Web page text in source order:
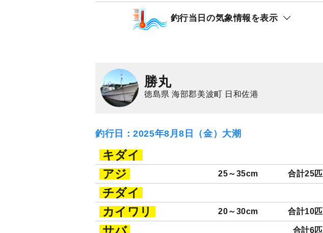
アジ五目プラン
35,000
釣行当日の気象情報を表示
勝丸
徳島県 海部郡美波町 日和佐港
釣行日：2025年8月8日（金）大潮
キダイ
アジ
25～35cm 合計25匹
チダイ
カイワリ
20～30cm 合計10匹
合計6匹